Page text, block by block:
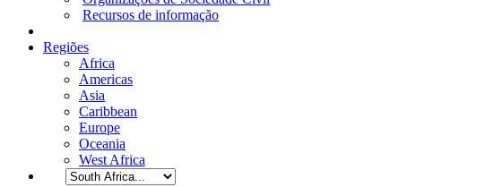
Recursos de informação
Regiões
Africa
Americas
Asia
Caribbean
Europe
Oceania
West Africa